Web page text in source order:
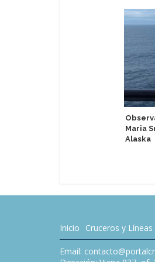
Maria
Alaska
Inicio Cruceros y Líneas
Email: